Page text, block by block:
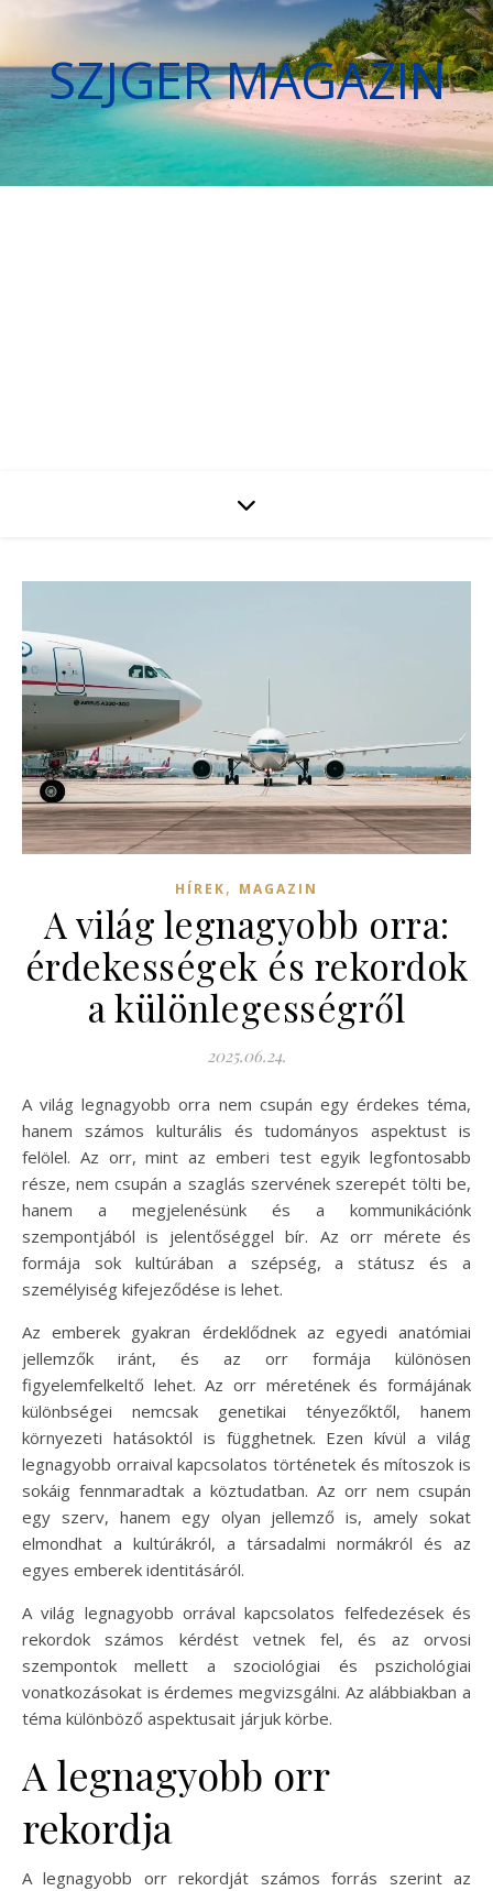
SZJGER MAGAZIN
HÍREK, MAGAZIN
A világ legnagyobb orra:
érdekességek és rekordok
a különlegességről
2025.06.24.
A világ legnagyobb orra nem csupán egy érdekes téma,
hanem számos kulturális és tudományos aspektust is
felölel. Az orr, mint az emberi test egyik legfontosabb
része, nem csupán a szaglás szervének szerepét tölti be,
hanem a megjelenésünk és a kommunikációnk
szempontjából is jelentőséggel bír. Az orr mérete és
formája sok kultúrában a szépség, a státusz és a
személyiség kifejeződése is lehet.
Az emberek gyakran érdeklődnek az egyedi anatómiai
jellemzők iránt, és az orr formája különösen
figyelemfelkeltő lehet. Az orr méretének és formájának
különbségei nemcsak genetikai tényezőktől, hanem
környezeti hatásoktól is függhetnek. Ezen kívül a világ
legnagyobb orraival kapcsolatos történetek és mítoszok is
sokáig fennmaradtak a köztudatban. Az orr nem csupán
egy szerv, hanem egy olyan jellemző is, amely sokat
elmondhat a kultúrákról, a társadalmi normákról és az
egyes emberek identitásáról.
A világ legnagyobb orrával kapcsolatos felfedezések és
rekordok számos kérdést vetnek fel, és az orvosi
szempontok mellett a szociológiai és pszichológiai
vonatkozásokat is érdemes megvizsgálni. Az alábbiakban a
téma különböző aspektusait járjuk körbe.
A legnagyobb orr
rekordja
A legnagyobb orr rekordját számos forrás szerint az